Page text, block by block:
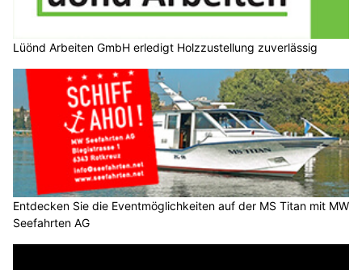
Lüönd Arbeiten GmbH erledigt Holzzustellung zuverlässig
Entdecken Sie die Eventmöglichkeiten auf der MS Titan mit MW
Seefahrten AG